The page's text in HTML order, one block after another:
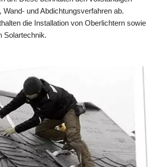
Wand- und Abdichtungsverfahren ab.
die Installation von Oberlichtern sowie
Solartechnik.